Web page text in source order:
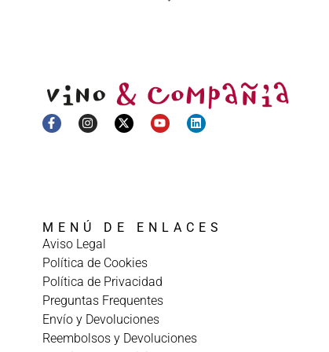
MENÚ DE ENLACES
Aviso Legal
Política de Cookies
Política de Privacidad
Preguntas Frequentes
Envío y Devoluciones
Reembolsos y Devoluciones